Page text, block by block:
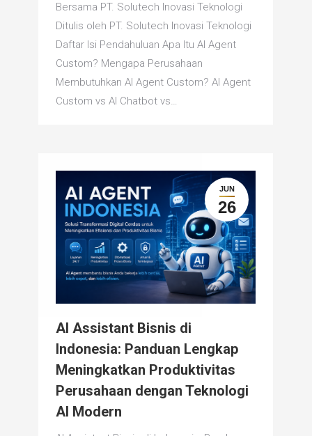
Bersama PT. Solutech Inovasi Teknologi
Ditulis oleh PT. Solutech Inovasi Teknologi
Daftar Isi Pendahuluan Apa Itu AI Agent
Custom? Mengapa Perusahaan
Membutuhkan AI Agent Custom? AI Agent
Custom vs AI Chatbot vs…
JUN
26
AI Assistant Bisnis di
Indonesia: Panduan Lengkap
Meningkatkan Produktivitas
Perusahaan dengan Teknologi
AI Modern